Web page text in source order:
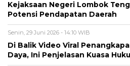
Kejaksaan Negeri Lombok
Potensi Pendapatan Daerah
Senin, 29 Juni 2026 - 14:10 WIB
Di Balik Video Viral
Daya, Ini Penjelasan Kuasa